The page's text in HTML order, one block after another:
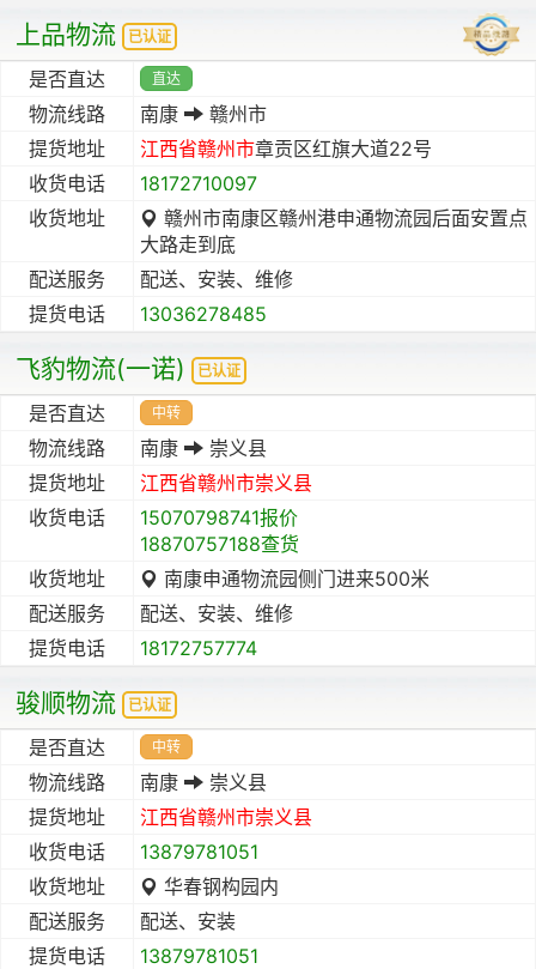
上品物流 已认证
是否直达 直达
物流线路 南康
赣州市
提货地址
江西省赣州市章贡区红旗大道22号
收货电话
18172710097
收货地址
赣州市南康区赣州港申通物流园后面安置点
大路走到底
配送服务
配送、安装、维修
提货电话
13036278485
飞豹物流(一诺) 已认证
是否直达 中转
物流线路 南康
崇义县
提货地址
江西省赣州市崇义县
收货电话
15070798741报价
18870757188查货
收货地址
南康申通物流园侧门进来500米
配送服务
配送、安装、维修
提货电话
18172757774
骏顺物流 已认证
是否直达 中转
物流线路 南康
崇义县
提货地址
江西省赣州市崇义县
收货电话
13879781051
收货地址
华春钢构园内
配送服务
配送、安装
提货电话
13879781051